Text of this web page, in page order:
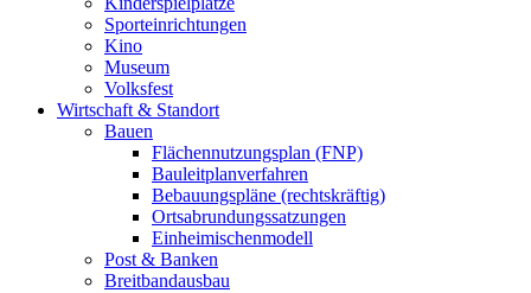
Sporteinrichtungen
Kino
Museum
Volksfest
Wirtschaft & Standort
Bauen
Flächennutzungsplan (FNP)
Bauleitplanverfahren
Bebauungspläne (rechtskräftig)
Ortsabrundungssatzungen
Einheimischenmodell
Post & Banken
Breitbandausbau